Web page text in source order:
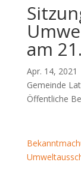
am
Apr. 14, 2021
Gemeinde
Öffentliche